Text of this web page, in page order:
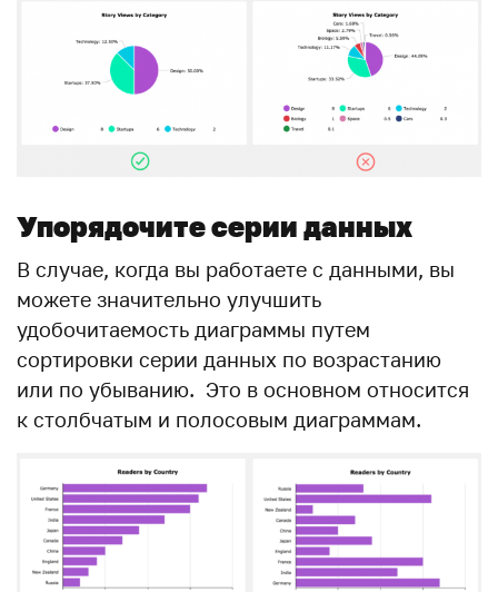
Упорядочите серии данных
В случае, когда вы работаете с данными, вы
можете значительно улучшить
удобочитаемость диаграммы путем
сортировки серии данных по возрастанию
или по убыванию. Это в основном относится
к столбчатым и полосовым диаграммам.